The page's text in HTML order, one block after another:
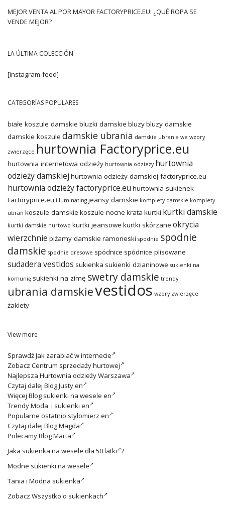
MEJOR VENTA AL POR MAYOR FACTORYPRICE.EU: ¿QUÉ ROPA SE
VENDE MEJOR?
LA ÚLTIMA COLECCIÓN
[instagram-feed]
CATEGORÍAS POPULARES
białe koszule damskie bluzki damskie bluzybluzy damskie
damskie koszule damskie ubrania damskie ubrania we wzory
zwierzęce hurtownia Factoryprice.eu
hurtownia internetowa odzieży hurtownia odzieży hurtownia
odzieży damskiej hurtownia odzieży damskiej factoryprice.eu
hurtownia odzieży factoryprice.eu hurtownia sukienek
Factoryprice.eu illuminating jeansy damskie komplety damskie komplety
ubrań koszule damskie koszule nocne krata kurtki kurtki damskie
kurtki damskie hurtowo kurtki jeansowe kurtki skórzane okrycia
wierzchnie piżamy damskie ramoneski spodnie spodnie
damskie spodnie dresowe spódnice spódnice plisowane
sudadera vestidos sukienka sukienki dzianinowe sukienki na
komunię sukienki na zimę swetry damskie trendy
ubrania damskievestidos wzory zwierzęce
żakiety
View more
SprawdźJak zarabiać w internecie
Zobacz Centrum sprzedaży hurtowej
Najlepsza Hurtownia odzieży Warszawa
Czytaj dalej Blog Justy en
Więcej Blog sukienki na wesele en
TrendyModa i sukienki en
Popularne ostatnio stylomierz en
Czytaj dalej Blog Magda
PolecamyBlog Marta
Jaka sukienka na wesele dla 50 latki ?
Modne sukienki na wesele
Tania i Modna sukienka
Zobacz Wszystko o sukienkach